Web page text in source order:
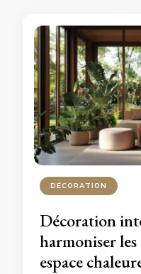
DÉCORATION
Décoration
harmoniser
espace